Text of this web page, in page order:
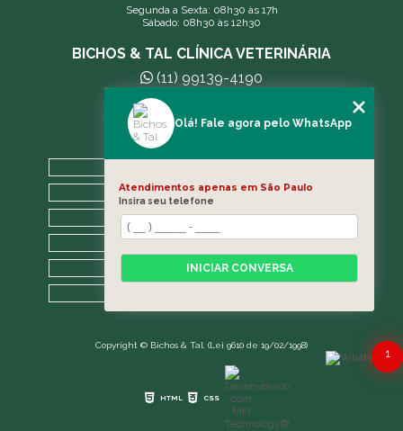
Segunda a Sexta: 08h30 às 17h
Sábado: 08h30 às 12h30
BICHOS & TAL CLÍNICA VETERINÁRIA
(11) 99139-4190
andreleecitti5@gmail.com
A CLÍNICA
BLOG
CONTATO
CATEGORIAS
Copyright © Bichos & Tal. (Lei 9610 de 19/02/1998)
HTML CSS
1
Olá! Fale agora pelo WhatsApp
Atendimentos apenas em São Paulo
Insira seu telefone
INICIAR CONVERSA